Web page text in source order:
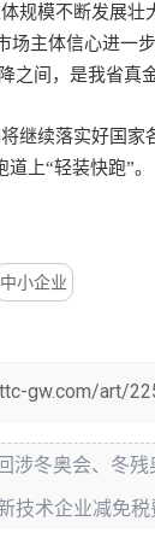
模不断发展壮
场主体信心进一
之间，是我省真
续落实好国家
上“轻装快跑”。
中小企业
gw.com/art/
涉冬奥会、冬
技术企业减免